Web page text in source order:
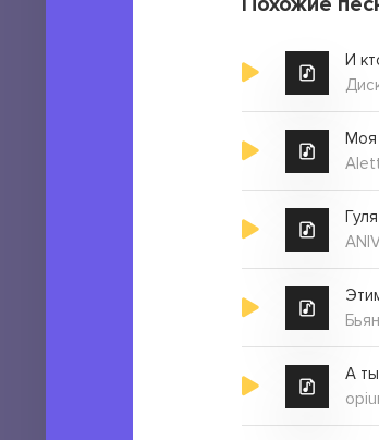
И
Моя
А